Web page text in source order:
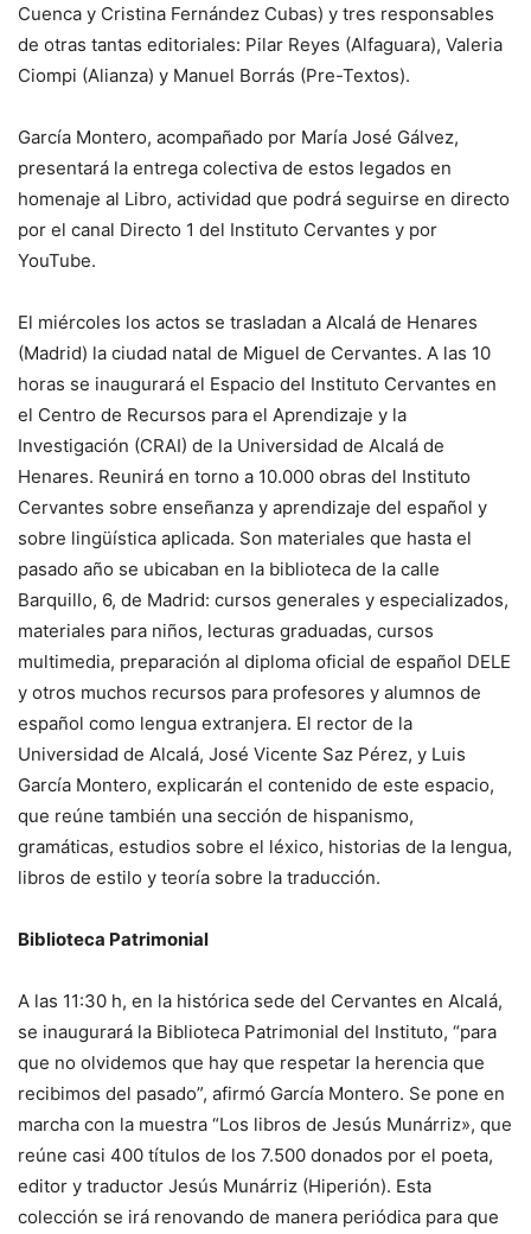
Cuenca y Cristina Fernández Cubas) y tres responsables
de otras tantas editoriales: Pilar Reyes (Alfaguara), Valeria
Ciompi (Alianza) y Manuel Borrás (Pre-Textos).
García Montero, acompañado por María José Gálvez,
presentará la entrega colectiva de estos legados en
homenaje al Libro, actividad que podrá seguirse en directo
por el canal Directo 1 del Instituto Cervantes y por
YouTube.
El miércoles los actos se trasladan a Alcalá de Henares
(Madrid) la ciudad natal de Miguel de Cervantes. A las 10
horas se inaugurará el Espacio del Instituto Cervantes en
el Centro de Recursos para el Aprendizaje y la
Investigación (CRAI) de la Universidad de Alcalá de
Henares. Reunirá en torno a 10.000 obras del Instituto
Cervantes sobre enseñanza y aprendizaje del español y
sobre lingüística aplicada. Son materiales que hasta el
pasado año se ubicaban en la biblioteca de la calle
Barquillo, 6, de Madrid: cursos generales y especializados,
materiales para niños, lecturas graduadas, cursos
multimedia, preparación al diploma oficial de español DELE
y otros muchos recursos para profesores y alumnos de
español como lengua extranjera. El rector de la
Universidad de Alcalá, José Vicente Saz Pérez, y Luis
García Montero, explicarán el contenido de este espacio,
que reúne también una sección de hispanismo,
gramáticas, estudios sobre el léxico, historias de la lengua,
libros de estilo y teoría sobre la traducción.
Biblioteca Patrimonial
A las 11:30 h, en la histórica sede del Cervantes en Alcalá,
se inaugurará la Biblioteca Patrimonial del Instituto, “para
que no olvidemos que hay que respetar la herencia que
recibimos del pasado”, afirmó García Montero. Se pone en
marcha con la muestra “Los libros de Jesús Munárriz», que
reúne casi 400 títulos de los 7.500 donados por el poeta,
editor y traductor Jesús Munárriz (Hiperión). Esta
colección se irá renovando de manera periódica para que